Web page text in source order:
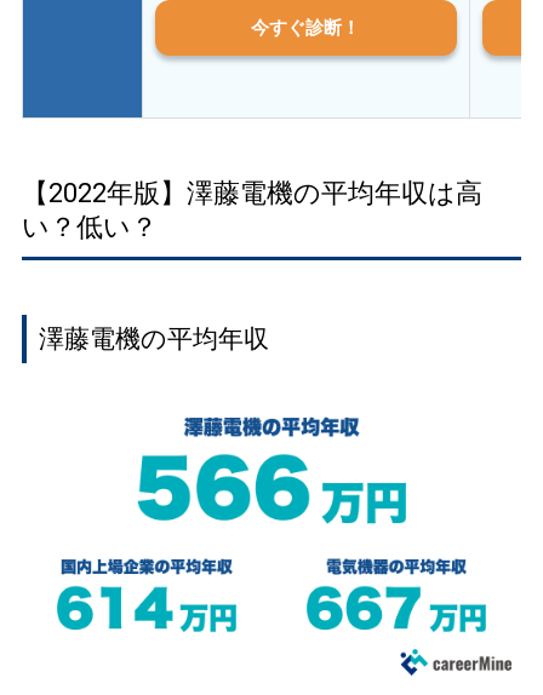
今すぐ診断！
【2022年版】澤藤電機の平均年収は高
い？低い？
澤藤電機の平均年収